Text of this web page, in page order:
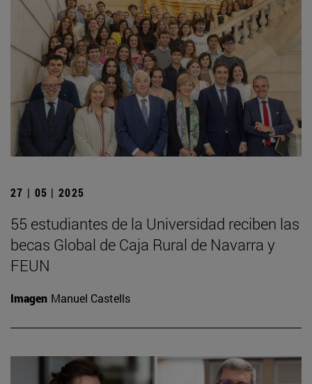
27 | 05 | 2025
55 estudiantes de la Universidad reciben las
becas Global de Caja Rural de Navarra y
FEUN
Imagen Manuel Castells